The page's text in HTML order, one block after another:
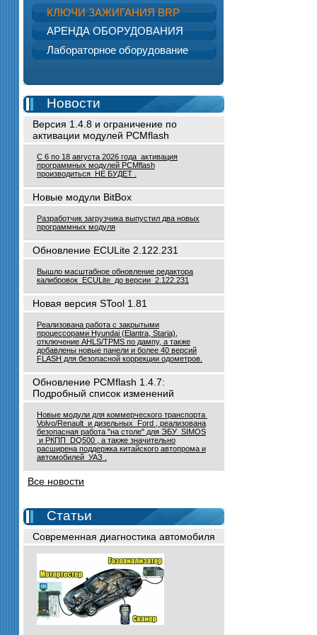
КЛЮЧИ ЗАЖИГАНИЯ BRP
АРЕНДА ОБОРУДОВАНИЯ
Лабораторное оборудование
Новости
Версия 1.4.8 и ограничение по
активации модулей PCMflash
С 6 по 18 августа 2026 года активация
программных модулей PCMflash
производиться НЕ БУДЕТ .
Новые модули BitBox
Разработчик загрузчика выпустил два новых
программных модуля
Обновление ECULite 2.122.231
Вышло масштабное обновление редактора
калибровок ECULite до версии 2.122.231
Новая версия STool 1.81
Реализована работа с закрытыми
процессорами Hyundai (Elantra, Staria),
отключение AHLS/TPMS по дампу, а также
добавлены новые панели и более 40 версий
FLASH для безопасной коррекции одометров.
Обновление PCMflash 1.4.7:
Подробный список изменений
Новые модули для коммерческого транспорта
Volvo/Renault и дизельных Ford , реализована
безопасная работа "на столе" для ЭБУ SIMOS
и РКПП DQ500 , а также значительно
расширена поддержка китайского автопрома и
автомобилей УАЗ .
Все новости
Статьи
Современная диагностика автомобиля